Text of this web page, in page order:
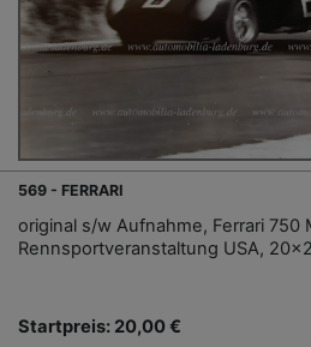
569 - FERRARI
original s/w Aufnahme, Ferrari 750
Rennsportveranstaltung USA,
Startpreis: 20,00 €